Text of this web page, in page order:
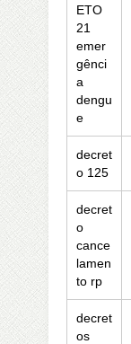
ETO
21
emer
gênci
a
dengu
e
decret
o 125
decret
o
cance
lamen
to rp
decret
os